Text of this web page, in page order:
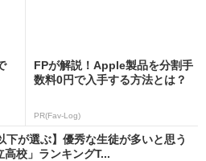
FPが解説！Apple製品を分割手
数料0円で入手する方法とは？
PR(Fav-Log)
下が選ぶ】優秀な生徒が多いと思う
高校」ランキングT...